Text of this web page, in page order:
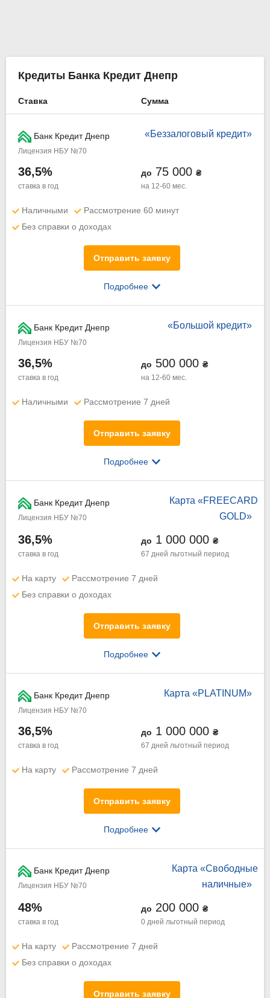
Кредиты Банка Кредит Днепр
Ставка Сумма
«Беззалоговый кредит»
Банк Кредит Днепр
Лицензия НБУ №70
36,5%
ставка в год
до 75 000 ₴
на 12-60 мес.
Наличными
Рассмотрение 60 минут
Без справки о доходах
Отправить заявку
Подробнее
«Большой кредит»
Банк Кредит Днепр
Лицензия НБУ №70
36,5%
ставка в год
до 500 000 ₴
на 12-60 мес.
Наличными Рассмотрение 7 дней
Отправить заявку
Подробнее
Карта «FREECARD
GOLD»
Банк Кредит Днепр
Лицензия НБУ №70
36,5%
ставка в год
до 1 000 000 ₴
67 дней льготный период
На карту
Рассмотрение 7 дней
Без справки о доходах
Отправить заявку
Подробнее
Карта «PLATINUM»
Банк Кредит Днепр
Лицензия НБУ №70
36,5%
ставка в год
до 1 000 000 ₴
67 дней льготный период
На карту Рассмотрение 7 дней
Отправить заявку
Подробнее
Карта «Свободные
наличные»
Банк Кредит Днепр
Лицензия НБУ №70
48%
ставка в год
до 200 000 ₴
0 дней льготный период
На карту
Рассмотрение 7 дней
Без справки о доходах
Отправить заявку